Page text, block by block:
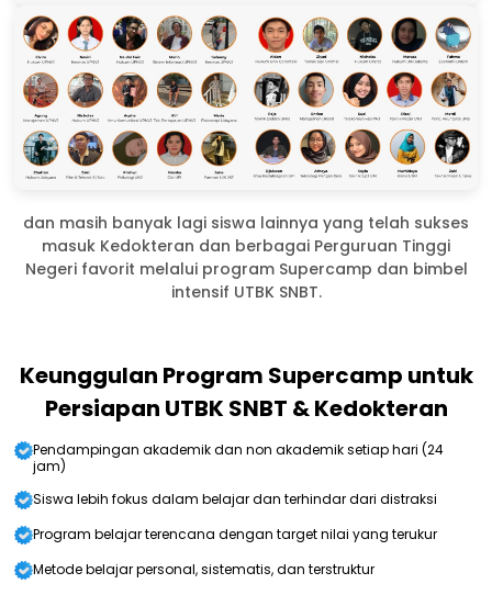
dan masih banyak lagi siswa lainnya yang telah sukses
masuk Kedokteran dan berbagai Perguruan Tinggi
Negeri favorit melalui program Supercamp dan bimbel
intensif UTBK SNBT.
Keunggulan Program Supercamp untuk
Persiapan UTBK SNBT & Kedokteran
Pendampingan akademik dan non akademik setiap hari (24
jam)
Siswa lebih fokus dalam belajar dan terhindar dari distraksi
Program belajar terencana dengan target nilai yang terukur
Metode belajar personal, sistematis, dan terstruktur